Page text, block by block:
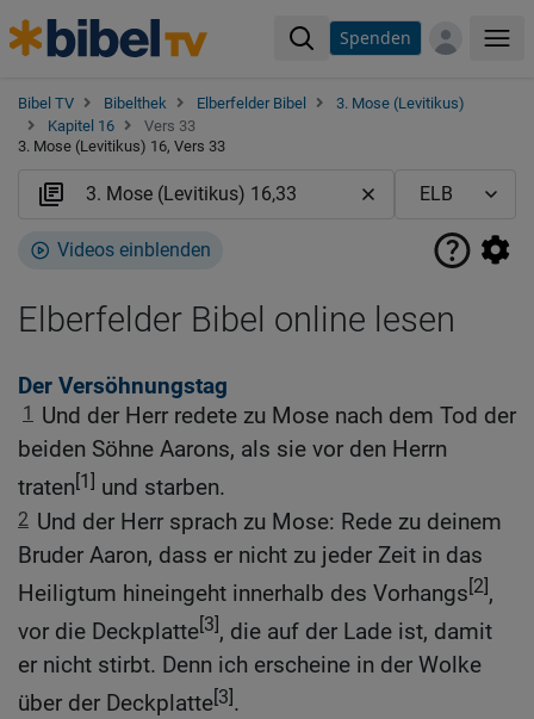
Spenden
Bibel TV Bibelthek Elberfelder Bibel
3. Mose (Levitikus)
Kapitel 16
Vers 33
3. Mose (Levitikus) 16, Vers 33
Videos einblenden
Elberfelder Bibel online lesen
Der Versöhnungstag
1
Und der Herr redete zu Mose nach dem Tod der
beiden Söhne Aarons, als sie vor den Herrn
traten[1] und starben.
2 Und der Herr sprach zu Mose: Rede zu deinem
Bruder Aaron, dass er nicht zu jeder Zeit in das
Heiligtum hineingeht innerhalb des Vorhangs[2],
vor die Deckplatte[3], die auf der Lade ist, damit
er nicht stirbt. Denn ich erscheine in der Wolke
über der Deckplatte[3].